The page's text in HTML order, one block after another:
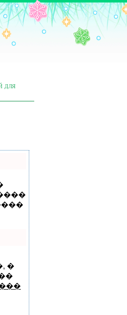
для
�